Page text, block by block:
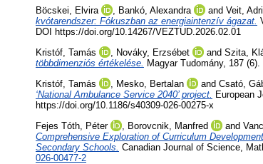
Böcskei, Elvira
, Bankó, Alexandra and Veit,
kvótarendszer: Fókuszban az energiaintenzív ágazat.
DOI https://doi.org/10.14267/VEZTUD.2026.02.01
Kristóf, Tamás
, Nováky, Erzsébet and Szita,
többdimenziós értékelése. Magyar Tudomány, 187
Kristóf, Tamás
Mesko, Bertalan and Csató,
‘National Ambulance Service 2040’ project.
European
https://doi.org/10.1186/s40309-026-00275-x
Fejes Tóth, Péter
Borovcnik, Manfred and
Comprehensive Exploration of Curriculum
Secondary Schools. Canadian Journal of Science,
026-00477-2